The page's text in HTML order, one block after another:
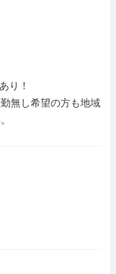
り！
無し希望の方も地域